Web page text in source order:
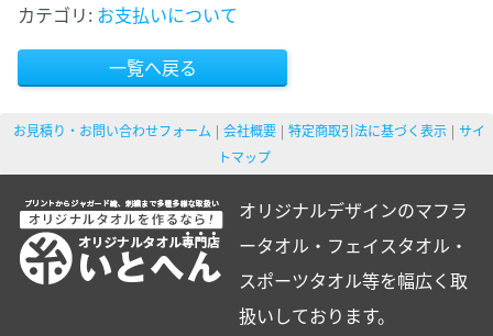
カテゴリ: お支払いについて
一覧へ戻る
お見積り・お問い合わせフォーム 会社概要 特定商取引法に基づく表示
サイ
トマップ
オリジナルデザインのマフラ
ータオル・フェイスタオル・
スポーツタオル等を幅広く取
扱いしております。